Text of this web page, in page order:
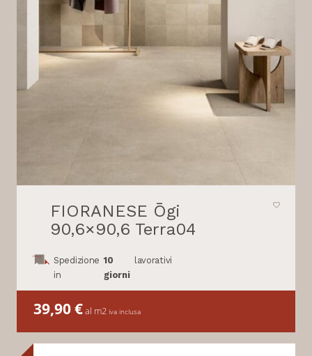
FIORANESE Ōgi
90,6×90,6 Terra04
Spedizione
in
10
giorni
lavorativi
39,90€al m2 iva inclusa